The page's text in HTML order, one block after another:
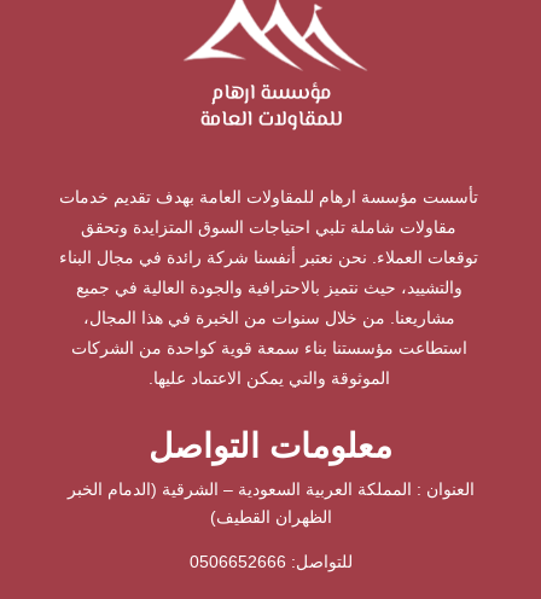
تأسست مؤسسة ارهام للمقاولات العامة بهدف تقديم خدمات
مقاولات شاملة تلبي احتياجات السوق المتزايدة وتحقق
توقعات العملاء. نحن نعتبر أنفسنا شركة رائدة في مجال البناء
والتشييد، حيث نتميز بالاحترافية والجودة العالية في جميع
مشاريعنا. من خلال سنوات من الخبرة في هذا المجال،
استطاعت مؤسستنا بناء سمعة قوية كواحدة من الشركات
الموثوقة والتي يمكن الاعتماد عليها.
معلومات التواصل
العنوان : المملكة العربية السعودية – الشرقية (الدمام الخبر
الظهران القطيف)
للتواصل: ⁦ 0506652666